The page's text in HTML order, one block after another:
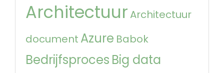
Architectuur Architectuur
document Azure Babok
Bedrijfsproces Big data